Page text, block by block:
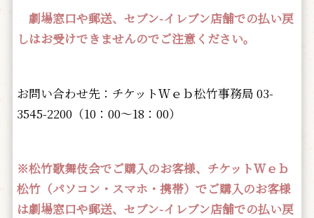
劇場窓口や郵送、セブン-イレブン店舗での払い戻
しはお受けできませんのでご注意ください。
お問い合わせ先：チケットＷｅｂ松竹事務局 03-
3545-2200（10：00～18：00）
※松竹歌舞伎会でご購入のお客様、チケットＷｅｂ
松竹（パソコン・スマホ・携帯）でご購入のお客様
は劇場窓口や郵送、セブン-イレブン店舗での払い戻